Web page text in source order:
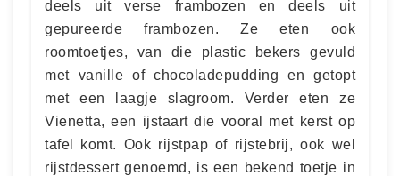
deels uit verse frambozen en deels uit
gepureerde frambozen. Ze eten ook
roomtoetjes, van die plastic bekers gevuld
met vanille of chocoladepudding en getopt
met een laagje slagroom. Verder eten ze
Vienetta, een ijstaart die vooral met kerst op
tafel komt. Ook rijstpap of rijstebrij, ook wel
rijstdessert genoemd, is een bekend toetje in